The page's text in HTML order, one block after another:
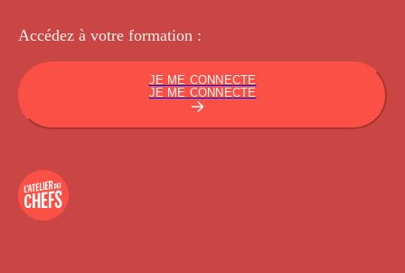
Accédez à votre formation :
JE ME CONNECTE
JE ME CONNECTE